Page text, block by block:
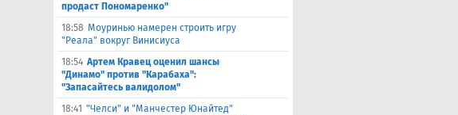
продаст Пономаренко"
18:58 Моуринью намерен строить игру
"Реала" вокруг Винисиуса
18:54 Артем Кравец оценил шансы
"Динамо" против "Карабаха":
"Запасайтесь валидолом"
18:41 "Челси" и "Манчестер Юнайтед"